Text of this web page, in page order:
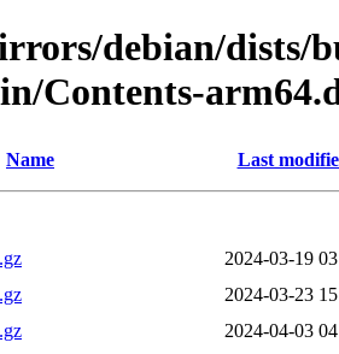
debian/dists/
Contents-
Name Last
2024-03-19
2024-03-23
2024-04-03